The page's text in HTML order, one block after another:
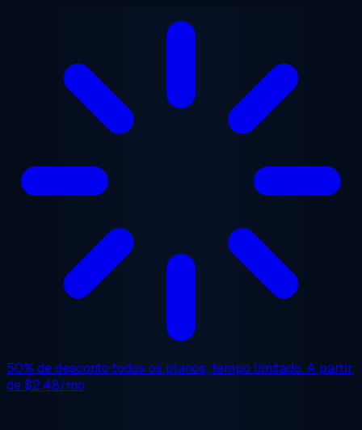
Saltar para o conteúdo principal
50% de desconto todos os planos, tempo limitado. A partir
de$2.48/mo